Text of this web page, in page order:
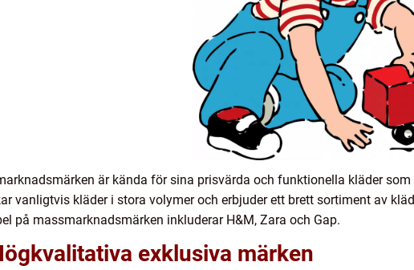
är kända för sina prisvärda och funktionella kläder
vanligtvis kläder i stora volymer och erbjuder ett brett sortiment av
på massmarknadsmärken inkluderar H&M, Zara och Gap.
exklusiva märken